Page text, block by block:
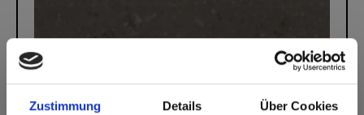
Zustimmung Details Über Cookies